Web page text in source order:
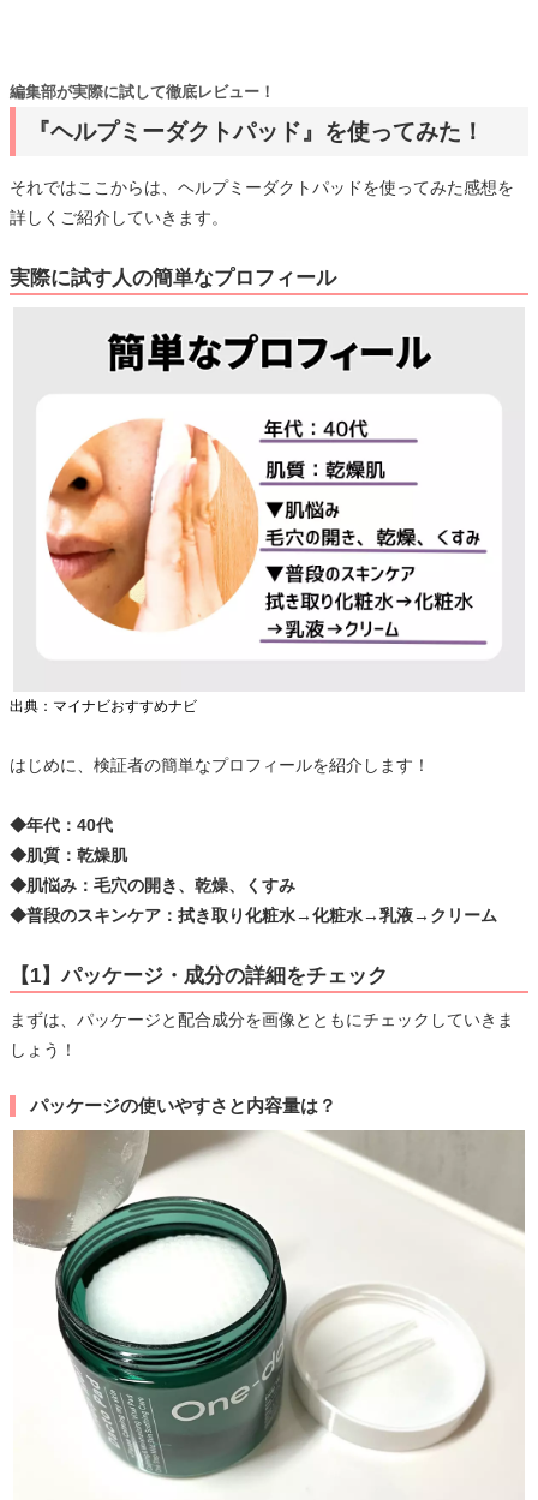
『ヘルプミーダクトパッド』を使ってみた！
編集部が実際に試して徹底レビュー！
それではここからは、ヘルプミーダクトパッドを使ってみた感想を
詳しくご紹介していきます。
実際に試す人の簡単なプロフィール
出典：マイナビおすすめナビ
はじめに、検証者の簡単なプロフィールを紹介します！
◆年代：40代
◆肌質：乾燥肌
◆肌悩み：毛穴の開き、乾燥、くすみ
◆普段のスキンケア：拭き取り化粧水→化粧水→乳液→クリーム
【1】パッケージ・成分の詳細をチェック
まずは、パッケージと配合成分を画像とともにチェックしていきま
しょう！
パッケージの使いやすさと内容量は？